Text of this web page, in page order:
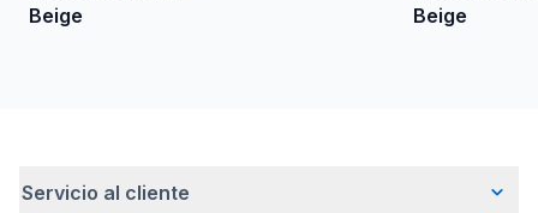
Beige
Beige
Servicio al cliente